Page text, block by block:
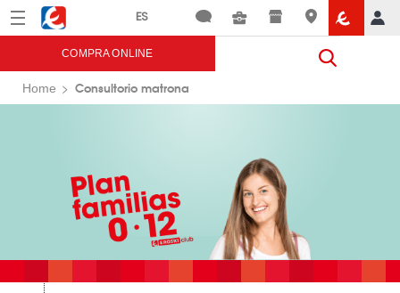
Menú Eroski
COMPRA ONLINE
Home Consultorio matrona